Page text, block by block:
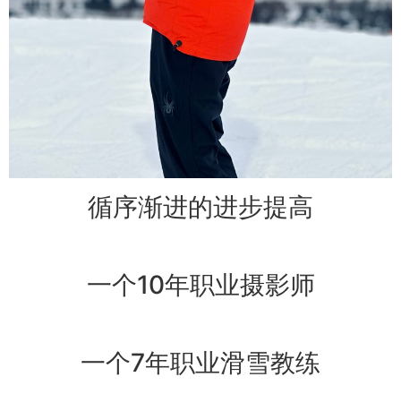
循序渐进的进步提高
一个10年职业摄影师
一个7年职业滑雪教练